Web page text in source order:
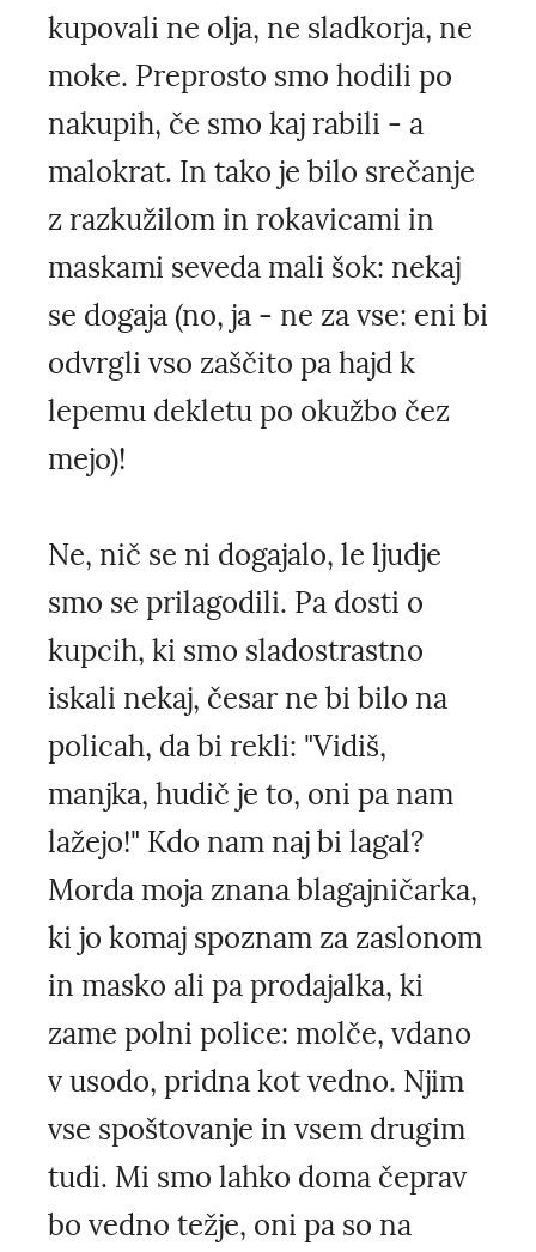
kupovali ne olja, ne sladkorja, ne
moke. Preprosto smo hodili po
nakupih, če smo kaj rabili - a
malokrat. In tako je bilo srečanje
z razkužilom in rokavicami in
maskami seveda mali šok: nekaj
se dogaja (no, ja - ne za vse: eni bi
odvrgli vso zaščito pa hajd k
lepemu dekletu po okužbo čez
mejo)!
Ne, nič se ni dogajalo, le ljudje
smo se prilagodili. Pa dosti o
kupcih, ki smo sladostrastno
iskali nekaj, česar ne bi bilo na
policah, da bi rekli: "Vidiš,
manjka, hudič je to, oni pa nam
lažejo!" Kdo nam naj bi lagal?
Morda moja znana blagajničarka,
ki jo komaj spoznam za zaslonom
in masko ali pa prodajalka, ki
zame polni police: molče, vdano
v usodo, pridna kot vedno. Njim
vse spoštovanje in vsem drugim
tudi. Mi smo lahko doma čeprav
bo vedno težje, oni pa so na